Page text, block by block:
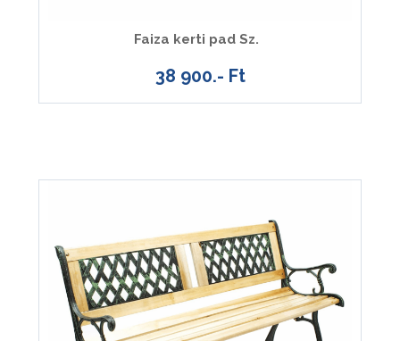
Faiza kerti pad Sz.
38 900.- Ft